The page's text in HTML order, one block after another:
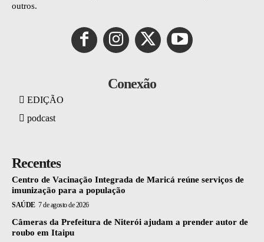
outros.
Conexão
EDIÇÃO
podcast
Recentes
Centro de Vacinação Integrada de Maricá reúne serviços de
imunização para a população
SAÚDE 7 de agosto de 2026
Câmeras da Prefeitura de Niterói ajudam a prender autor de
roubo em Itaipu